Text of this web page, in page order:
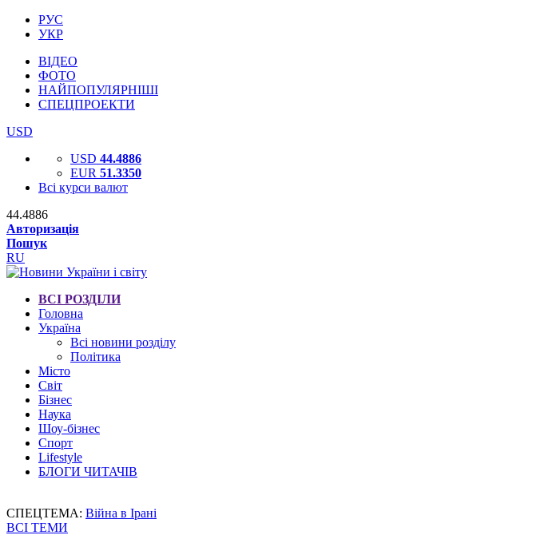
РУС
УКР
ВІДЕО
ФОТО
НАЙПОПУЛЯРНІШІ
СПЕЦПРОЕКТИ
USD
USD 44.4886
EUR 51.3350
Всі курси валют
44.4886
Авторизація
Пошук
RU
ВСІ РОЗДІЛИ
Головна
Україна
Всі новини розділу
Політика
Місто
Світ
Бізнес
Наука
Шоу-бізнес
Спорт
Lifestyle
БЛОГИ ЧИТАЧІВ
СПЕЦТЕМА: Війна в Ірані
ВСІ ТЕМИ